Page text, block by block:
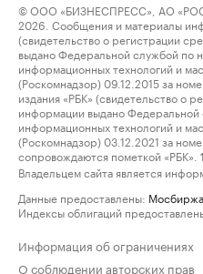
© ООО «БИЗНЕСПРЕСС», АО
2026. Сообщения и материалы
(свидетельство о регистрации
выдано Федеральной службой по
информационных технологий и
(Роскомнадзор) 09.12.2015 за
издания «РБК» (свидетельство о
информации выдано Федеральной
информационных технологий и
(Роскомнадзор) 03.12.2021 за
сопровождаются пометкой «РБК».
Владельцем сайта является
Данные предоставлены: Мосбиржа
Индексы облигаций
Информация об ограничениях
О соблюдении авторских прав